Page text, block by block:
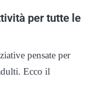
per tutte le
pensate per
Ecco il